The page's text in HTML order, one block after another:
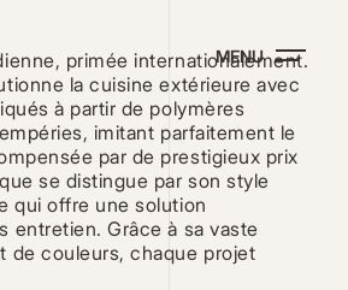
MENU
primée internationalement.
la cuisine extérieure avec
à partir de polymères
imitant parfaitement le
par de prestigieux prix
se distingue par son style
qui offre une solution
entretien. Grâce à sa vaste
de couleurs, chaque projet